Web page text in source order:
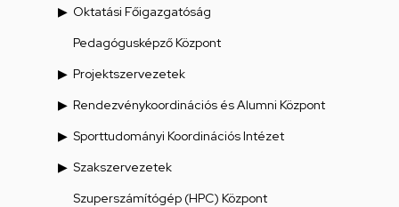
Oktatási Főigazgatóság
Pedagógusképző Központ
Projektszervezetek
Rendezvénykoordinációs és Alumni Központ
Sporttudományi Koordinációs Intézet
Szakszervezetek
Szuperszámítógép (HPC) Központ